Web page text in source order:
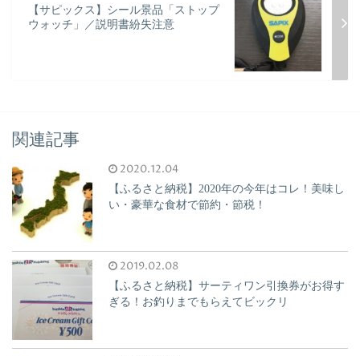
【サピックス】シール景品「ストップ
ウォッチ」／説明書紛失注意
関連記事
2020.12.04
【ふるさと納税】2020年の今年はコレ！美味し
い・豪華な食材で節約・節税！
2019.02.08
【ふるさと納税】サーティワン引換券がお得す
ぎる！お釣りまでもらえてビックリ